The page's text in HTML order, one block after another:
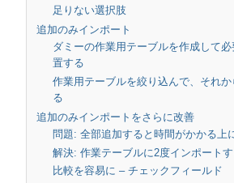
足りない選択肢
追加のみインポート
ダミーの作業用テーブルを作成して
置する
作業用テーブルを絞り込んで、それ
る
追加のみインポートをさらに改善
問題: 全部追加すると時間がかかる上
解決: 作業テーブルに2度インポート
比較を容易に – チェックフィールド